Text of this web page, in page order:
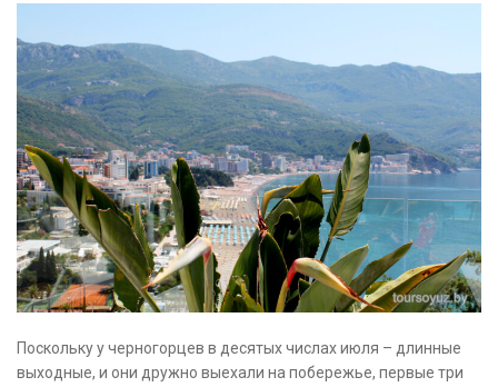
Поскольку у черногорцев в десятых числах июля – длинные
выходные, и они дружно выехали на побережье, первые три